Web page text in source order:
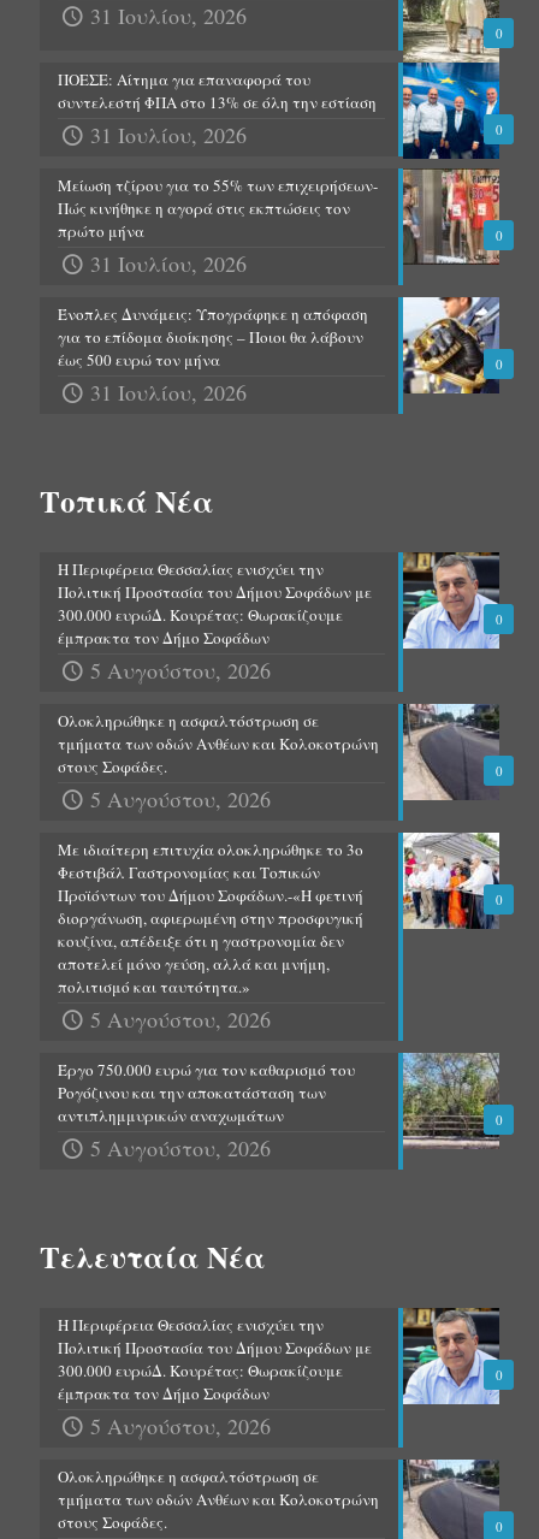
0
31 Ιουλίου, 2026
0
ΠΟΕΣΕ: Αίτημα για επαναφορά του
συντελεστή ΦΠΑ στο 13% σε όλη την εστίαση
31 Ιουλίου, 2026
0
Μείωση τζίρου για το 55% των επιχειρήσεων-
Πώς κινήθηκε η αγορά στις εκπτώσεις τον
πρώτο μήνα
31 Ιουλίου, 2026
0
Ένοπλες Δυνάμεις: Υπογράφηκε η απόφαση
για το επίδομα διοίκησης – Ποιοι θα λάβουν
έως 500 ευρώ τον μήνα
31 Ιουλίου, 2026
Τοπικά Νέα
0
Η Περιφέρεια Θεσσαλίας ενισχύει την
Πολιτική Προστασία του Δήμου Σοφάδων με
300.000 ευρώΔ. Κουρέτας: Θωρακίζουμε
έμπρακτα τον Δήμο Σοφάδων
5 Αυγούστου, 2026
0
Ολοκληρώθηκε η ασφαλτόστρωση σε
τμήματα των οδών Ανθέων και Κολοκοτρώνη
στους Σοφάδες.
5 Αυγούστου, 2026
0
Με ιδιαίτερη επιτυχία ολοκληρώθηκε το 3ο
Φεστιβάλ Γαστρονομίας και Τοπικών
Προϊόντων του Δήμου Σοφάδων.-«Η φετινή
διοργάνωση, αφιερωμένη στην προσφυγική
κουζίνα, απέδειξε ότι η γαστρονομία δεν
αποτελεί μόνο γεύση, αλλά και μνήμη,
πολιτισμό και ταυτότητα.»
5 Αυγούστου, 2026
0
Έργο 750.000 ευρώ για τον καθαρισμό του
Ρογόζινου και την αποκατάσταση των
αντιπλημμυρικών αναχωμάτων
5 Αυγούστου, 2026
Τελευταία Νέα
0
Η Περιφέρεια Θεσσαλίας ενισχύει την
Πολιτική Προστασία του Δήμου Σοφάδων με
300.000 ευρώΔ. Κουρέτας: Θωρακίζουμε
έμπρακτα τον Δήμο Σοφάδων
5 Αυγούστου, 2026
0
Ολοκληρώθηκε η ασφαλτόστρωση σε
τμήματα των οδών Ανθέων και Κολοκοτρώνη
στους Σοφάδες.